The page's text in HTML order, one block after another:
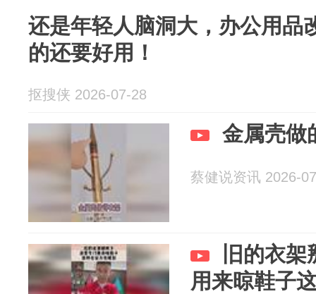
还是年轻人脑洞大，办公用品
的还要好用！
抠搜侠 2026-07-28
金属壳做
蔡健说资讯 2026-
旧的衣
用来晾鞋子